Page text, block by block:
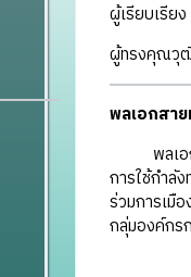
ผู้เรียบเรีย
ผู้ทรงคุณวุ
พลเอกสา
พลเ
การใช้กำลั
ร่วมการเมื
กลุ่มองค์กร